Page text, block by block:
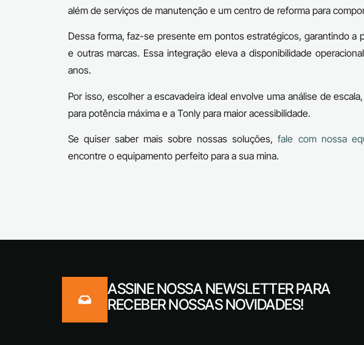
além de serviços de manutenção e um centro de reforma para
Dessa forma, faz-se presente em pontos estratégicos, garantindo a
e outras marcas. Essa integração eleva a disponibilidade
anos.
Por isso, escolher a escavadeira ideal envolve uma análise de
para potência máxima e a Tonly para maior acessibilidade.
Se quiser saber mais sobre nossas soluções, fale com nossa
encontre o equipamento perfeito para a sua mina.
ASSINE NOSSA NEWSLETTER PARA
RECEBER NOSSAS NOVIDADES!